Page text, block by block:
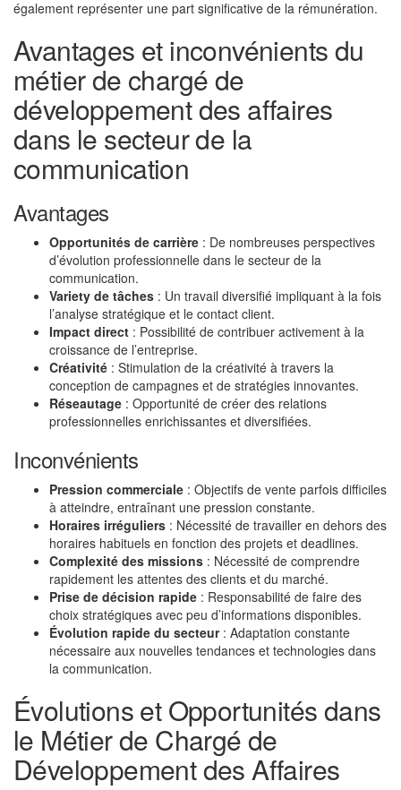
également représenter une part significative de la rémunération.
Avantages et inconvénients du
métier de chargé de
développement des affaires
dans le secteur de la
communication
Avantages
Opportunités de carrière : De nombreuses perspectives
d’évolution professionnelle dans le secteur de la
communication.
Variety de tâches : Un travail diversifié impliquant à la fois
l’analyse stratégique et le contact client.
Impact direct : Possibilité de contribuer activement à la
croissance de l’entreprise.
Créativité : Stimulation de la créativité à travers la
conception de campagnes et de stratégies innovantes.
Réseautage : Opportunité de créer des relations
professionnelles enrichissantes et diversifiées.
Inconvénients
Pression commerciale : Objectifs de vente parfois difficiles
à atteindre, entraînant une pression constante.
Horaires irréguliers : Nécessité de travailler en dehors des
horaires habituels en fonction des projets et deadlines.
Complexité des missions : Nécessité de comprendre
rapidement les attentes des clients et du marché.
Prise de décision rapide : Responsabilité de faire des
choix stratégiques avec peu d’informations disponibles.
Évolution rapide du secteur: Adaptation constante
nécessaire aux nouvelles tendances et technologies dans
la communication.
Évolutions et Opportunités dans
le Métier de Chargé de
Développement des Affaires